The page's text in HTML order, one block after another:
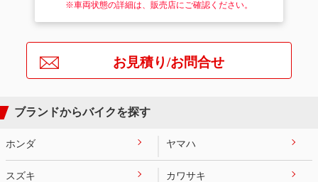
※車両状態の詳細は、販売店にご確認ください。
お見積り/お問合せ
ブランドからバイクを探す
ホンダ ヤマハ
スズキ カワサキ